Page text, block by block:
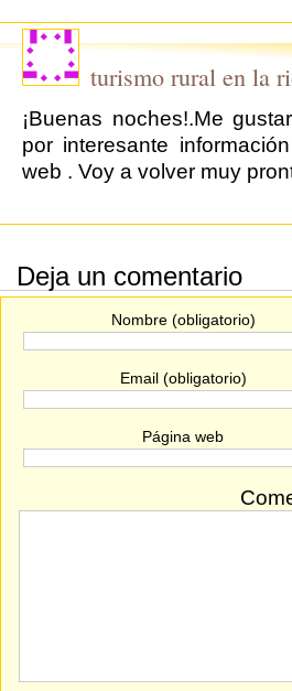
turismo rural en la
¡Buenas noches!.Me
por interesante
web . Voy a volver muy
Deja un comentario
Nombre (obligatorio)
Email (obligatorio)
Página web